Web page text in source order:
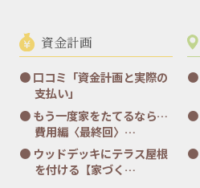
資金計画
口コミ「資金計画と実際の
支払い」
もう一度家をたてるなら…
費用編〈最終回〉…
ウッドデッキにテラス屋根
を付ける【家づく…